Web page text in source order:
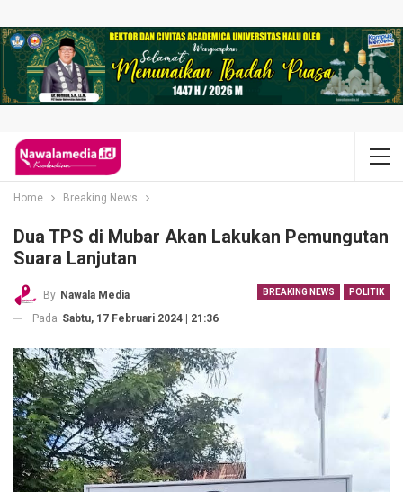
Home Breaking News
Dua TPS di Mubar Akan Lakukan Pemungutan
Suara Lanjutan
BREAKING NEWS POLITIK
By Nawala Media
Pada Sabtu, 17 Februari 2024 | 21:36